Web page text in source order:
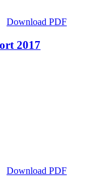
Download PDF
2017
Download PDF